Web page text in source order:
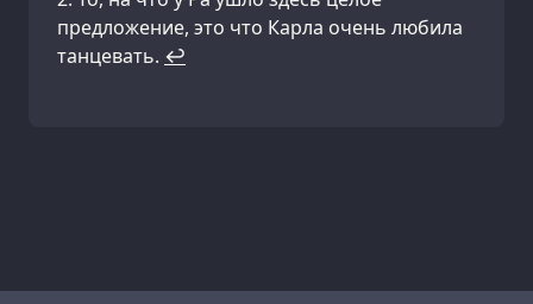
предложение, это что Карла очень любила
танцевать. ↩